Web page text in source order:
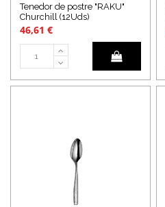
Tenedor de postre "RAKU"
Churchill (12Uds)
46,61 €